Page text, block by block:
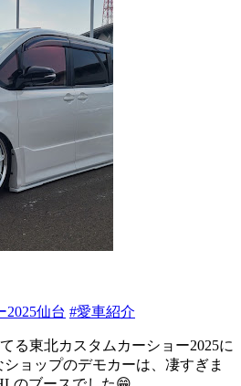
2025仙台 #愛車紹介
る東北カスタムカーショー2025に
ョップのデモカーは、凄すぎま